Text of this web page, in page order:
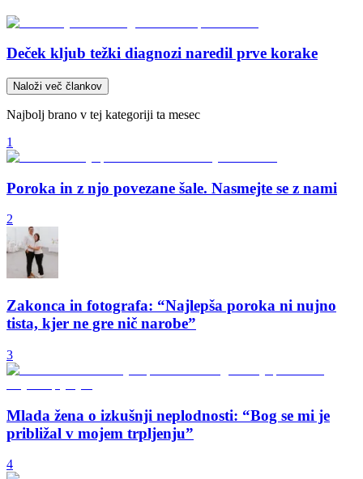
Deček kljub težki diagnozi naredil prve korake
Naloži več člankov
Najbolj brano v tej kategoriji ta mesec
1
Poroka in z njo povezane šale. Nasmejte se z nami
2
Zakonca in fotografa: “Najlepša poroka ni nujno
tista, kjer ne gre nič narobe”
3
Mlada žena o izkušnji neplodnosti: “Bog se mi je
približal v mojem trpljenju”
4